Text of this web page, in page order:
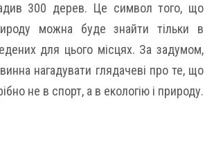
300 дерев. Це символ того, що
можна буде знайти тільки в
для цього місцях. За задумом,
нагадувати глядачеві про те, що
не в спорт, а в екологію і природу.